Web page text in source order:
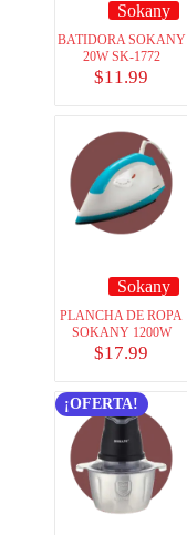
Sokany
BATIDORA SOKANY
20W SK-1772
$11.99
Sokany
PLANCHA DE ROPA
SOKANY 1200W
$17.99
¡OFERTA!